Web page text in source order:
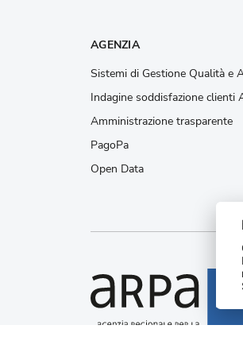
AGENZIA
Sistemi di Gestione Qualità e
Indagine soddisfazione clienti
Amministrazione trasparente
PagoPa
Open Data